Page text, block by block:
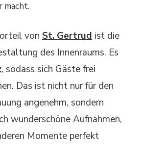
macht.
von St. Gertrud ist die
des Innenraums. Es
, sodass sich Gäste frei
Das ist nicht nur für den
angenehm, sondern
wunderschöne Aufnahmen,
Momente perfekt